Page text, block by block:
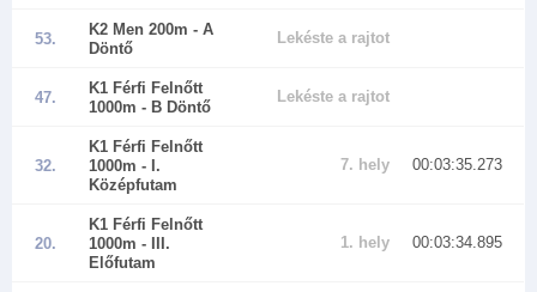
53.
K2 Men 200m - A
Döntő
Lekéste a rajtot
47.
K1 Férfi Felnőtt
1000m - B Döntő
Lekéste a rajtot
32.
K1 Férfi Felnőtt
1000m - I.
Középfutam
7. hely 00:03:35.273
20.
K1 Férfi Felnőtt
1000m - III.
Előfutam
1. hely 00:03:34.895